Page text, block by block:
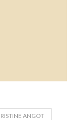
ANGOT